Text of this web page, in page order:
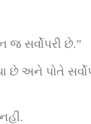
જ સર્વોપરી છે.”
છે અને પોતે